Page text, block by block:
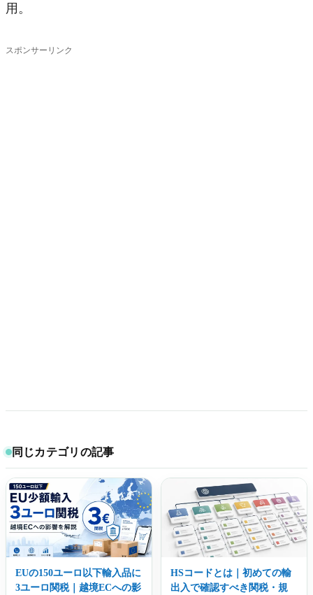
用。
スポンサーリンク
同じカテゴリの記事
EUの150ユーロ以下輸入品に
3ユーロ関税｜越境ECへの影
HSコードとは｜初めての輸
出入で確認すべき関税・規